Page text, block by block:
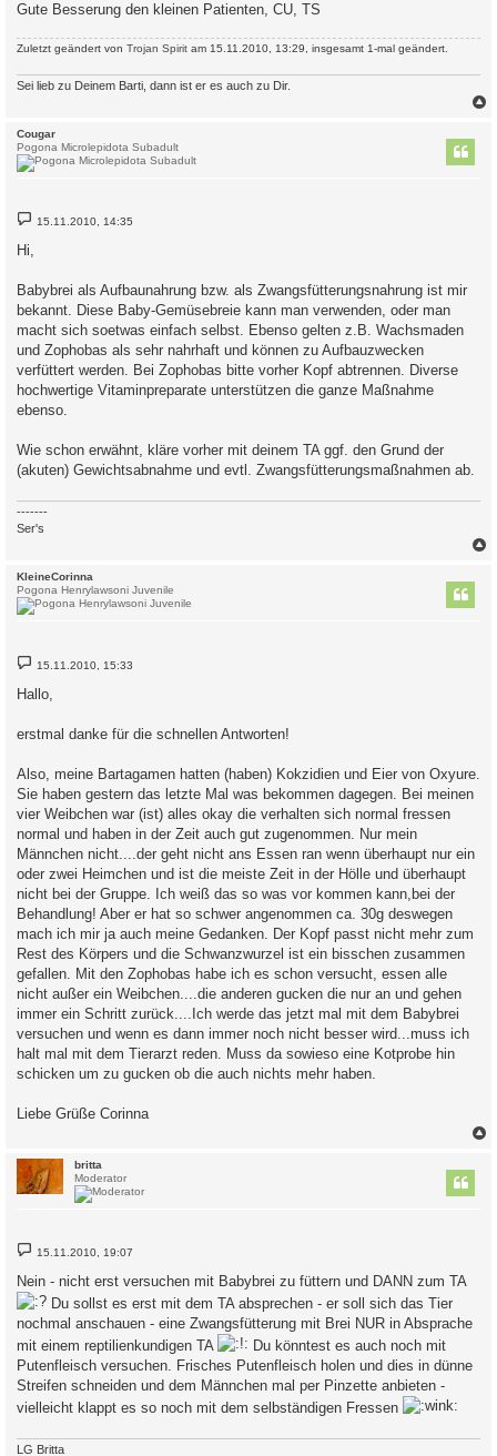
Gute Besserung den kleinen Patienten, CU, TS
Zuletzt geändert von Trojan Spirit am 15.11.2010, 13:29, insgesamt 1-mal geändert.
Sei lieb zu Deinem Barti, dann ist er es auch zu Dir.
Cougar
Pogona Microlepidota Subadult
B
t
a
g
15.11.2010, 14:35
Hi,
Babybrei als Aufbaunahrung bzw. als Zwangsfütterungsnahrung ist mir
bekannt. Diese Baby-Gemüsebreie kann man verwenden, oder man
macht sich soetwas einfach selbst. Ebenso gelten z.B. Wachsmaden
und Zophobas als sehr nahrhaft und können zu Aufbauzwecken
verfüttert werden. Bei Zophobas bitte vorher Kopf abtrennen. Diverse
hochwertige Vitaminpreparate unterstützen die ganze Maßnahme
ebenso.
Wie schon erwähnt, kläre vorher mit deinem TA ggf. den Grund der
(akuten) Gewichtsabnahme und evtl. Zwangsfütterungsmaßnahmen ab.
-------
Ser's
KleineCorinna
Pogona Henrylawsoni Juvenile
B
e
i
t
g
15.11.2010, 15:33
Hallo,
erstmal danke für die schnellen Antworten!
Also, meine Bartagamen hatten (haben) Kokzidien und Eier von Oxyure.
Sie haben gestern das letzte Mal was bekommen dagegen. Bei meinen
vier Weibchen war (ist) alles okay die verhalten sich normal fressen
normal und haben in der Zeit auch gut zugenommen. Nur mein
Männchen nicht....der geht nicht ans Essen ran wenn überhaupt nur ein
oder zwei Heimchen und ist die meiste Zeit in der Hölle und überhaupt
nicht bei der Gruppe. Ich weiß das so was vor kommen kann,bei der
Behandlung! Aber er hat so schwer angenommen ca. 30g deswegen
mach ich mir ja auch meine Gedanken. Der Kopf passt nicht mehr zum
Rest des Körpers und die Schwanzwurzel ist ein bisschen zusammen
gefallen. Mit den Zophobas habe ich es schon versucht, essen alle
nicht außer ein Weibchen....die anderen gucken die nur an und gehen
immer ein Schritt zurück....Ich werde das jetzt mal mit dem Babybrei
versuchen und wenn es dann immer noch nicht besser wird...muss ich
halt mal mit dem Tierarzt reden. Muss da sowieso eine Kotprobe hin
schicken um zu gucken ob die auch nichts mehr haben.
Liebe Grüße Corinna
britta
Moderator
B
e
i
t
r
a
g
15.11.2010, 19:07
Nein - nicht erst versuchen mit Babybrei zu füttern und DANN zum TA
Du sollst es erst mit dem TA absprechen - er soll sich das Tier
nochmal anschauen - eine Zwangsfütterung mit Brei NUR in Absprache
mit einem reptilienkundigen TA
Du könntest es auch noch mit
Putenfleisch versuchen. Frisches Putenfleisch holen und dies in dünne
Streifen schneiden und dem Männchen mal per Pinzette anbieten -
vielleicht klappt es so noch mit dem selbständigen Fressen
LG Britta